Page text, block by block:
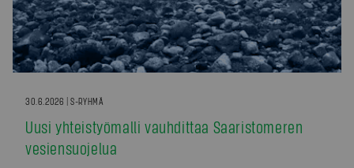
30.6.2026 | S-RYHMÄ
Uusi yhteistyömalli vauhdittaa Saaristomeren
vesiensuojelua